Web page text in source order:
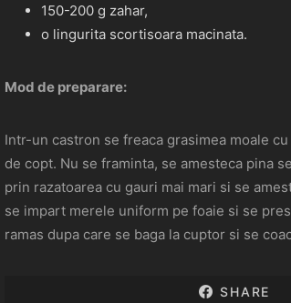
150-200 g zahar,
o lingurita scortisoara macinata.
Mod de preparare:
Intr-un castron se freaca grasimea moale
de copt. Nu se framinta, se amesteca pina
prin razatoarea cu gauri mai mari si se
se impart merele uniform pe foaie si se
ramas dupa care se baga la cuptor si se
SHARE